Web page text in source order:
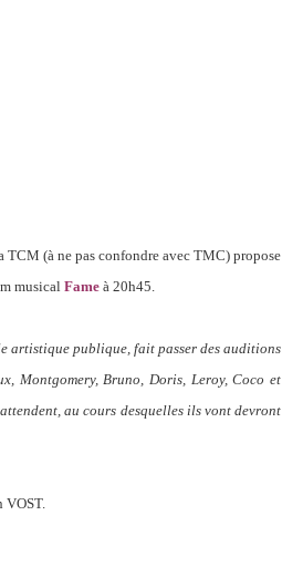
TCM (à ne pas confondre avec TMC) propose
musical Fame à 20h45.
artistique publique, fait passer des auditions
Montgomery, Bruno, Doris, Leroy, Coco et
au cours desquelles ils vont devront
VOST.